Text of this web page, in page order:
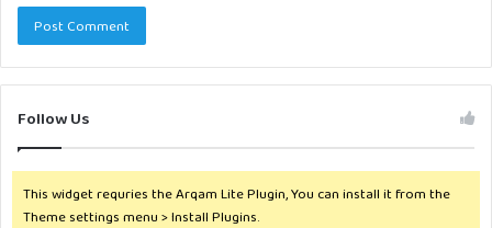
Follow Us
This widget requries the Arqam Lite Plugin, You can install it from the
Theme settings menu > Install Plugins.